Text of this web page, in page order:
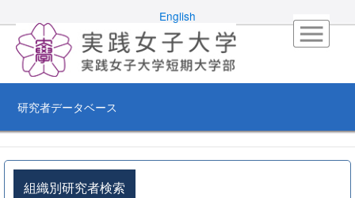
English
研究者データベース
組織別研究者検索